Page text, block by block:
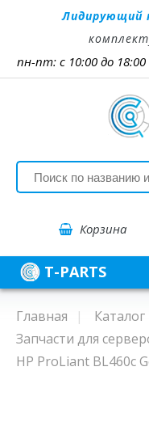
Лидирующий
пн-пт: с 10:00 до
Корзина
T-PARTS
Главная
Каталог
Запчасти для
HP ProLiant BL460c